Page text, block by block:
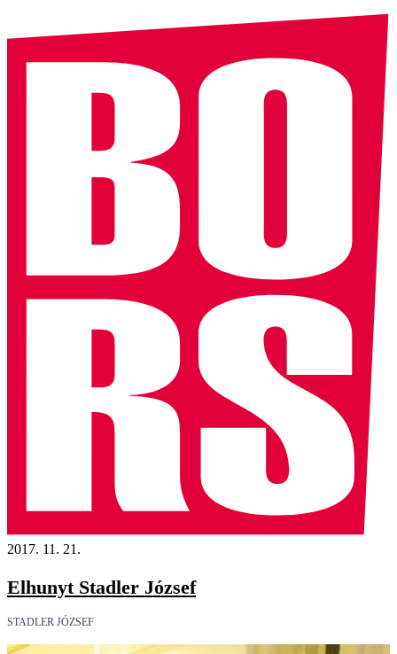
2017. 11. 21.
Elhunyt Stadler József
STADLER JÓZSEF